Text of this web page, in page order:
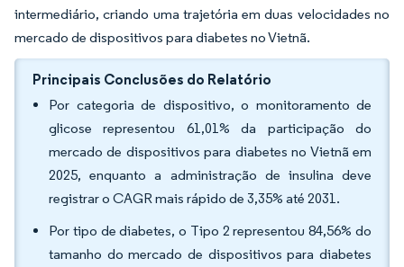
intermediário, criando uma trajetória em duas velocidades no
mercado de dispositivos para diabetes no Vietnã.
Principais Conclusões do Relatório
Por categoria de dispositivo, o monitoramento de
glicose representou 61,01% da participação do
mercado de dispositivos para diabetes no Vietnã em
2025, enquanto a administração de insulina deve
registrar o CAGR mais rápido de 3,35% até 2031.
Por tipo de diabetes, o Tipo 2 representou 84,56% do
tamanho do mercado de dispositivos para diabetes